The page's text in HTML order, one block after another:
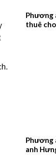
Phương
thuê
Phương
anh